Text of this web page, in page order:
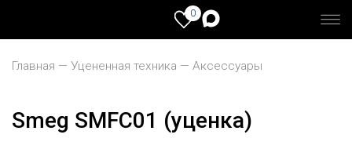
0
Главная Уцененная техника Аксессуары
Smeg SMFC01 (уценка)